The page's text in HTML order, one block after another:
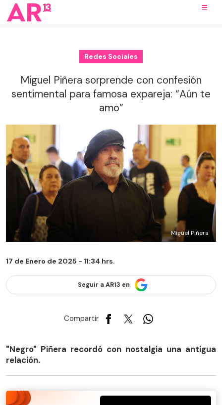
Redes Sociales
Miguel Piñera sorprende con confesión
sentimental para famosa expareja: “Aún te
amo”
Miguel Piñera
17 de Enero de 2025 - 11:34 hrs.
Seguir a AR13 en
Compartir
"Negro" Piñera recordó con nostalgia una antigua
relación.